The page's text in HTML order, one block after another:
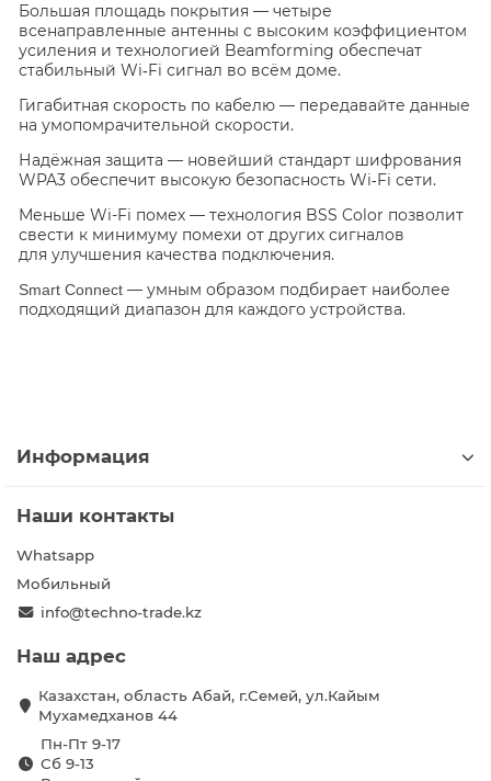
Большая площадь покрытия — четыре
всенаправленные антенны с высоким коэффициентом
усиления и технологией Beamforming обеспечат
стабильный Wi‑Fi сигнал во всём доме.
Гигабитная скорость по кабелю— передавайте данные
на умопомрачительной скорости.
Надёжная защита — новейший стандарт шифрования
WPA3 обеспечит высокую безопасность Wi‑Fi сети.
Меньше Wi-Fi помех— технология BSS Color позволит
свести к минимуму помехи от других сигналов
для улучшения качества подключения.
Smart Connect — умным образом подбирает наиболее
подходящий диапазон для каждого устройства.
Информация
Наши контакты
Whatsapp
Мобильный
info@techno-trade.kz
Наш адрес
Казахстан, область Абай, г.Семей, ул.Кайым
Мухамедханов 44
Пн-Пт 9-17
Сб 9-13